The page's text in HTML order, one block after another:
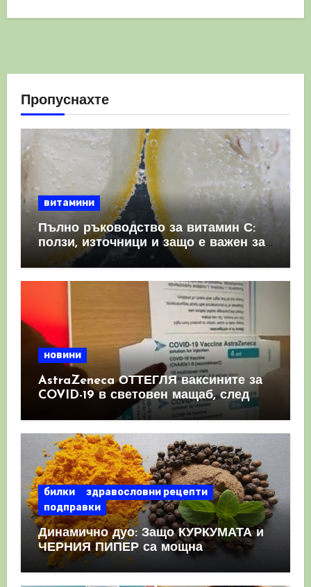
Пропуснахте
витамини
Пълно ръководство за витамин С:
ползи, източници и защо е важен за
имунната система
новини
AstraZeneca ОТТЕГЛЯ ваксините за
COVID-19 в световен мащаб, след
като призна, че те причиняват
КРЪВНИ съсиреци
билки
здравословни рецепти
подправки
Динамично дуо: Защо КУРКУМАТА и
ЧЕРНИЯ ПИПЕР са мощна
комбинация